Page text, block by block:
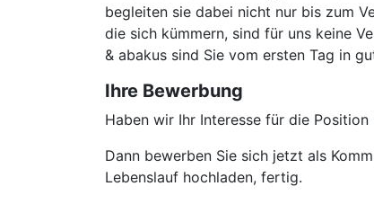
begleiten sie dabei nicht nur bis zum
die sich kümmern, sind für uns keine
& abakus sind Sie vom ersten Tag in
Ihre Bewerbung
Haben wir Ihr Interesse für die
Dann bewerben Sie sich jetzt als
Lebenslauf hochladen, fertig.